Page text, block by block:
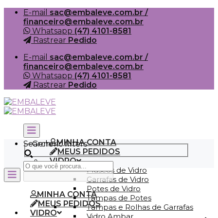
Skip
content
E-mail sac@embaleve.com.br /
financeiro@embaleve.com.br
Whatsapp (47) 4101-8581
Rastrear Pedido
E-mail sac@embaleve.com.br /
financeiro@embaleve.com.br
Whatsapp (47) 4101-8581
Rastrear Pedido
MINHA CONTA
MEUS PEDIDOS
VIDRO
Frascos de Vidro
Garrafas de Vidro
Potes de Vidro
Tampas de Potes
Tampas e Rolhas de Garrafas
Search
Generic filters
MINHA CONTA
MEUS PEDIDOS
VIDRO